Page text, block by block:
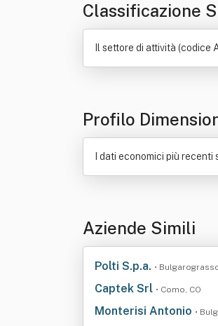
Classificazione
Il settore di attività (codice
Profilo
I dati economici più
Aziende Simili
Polti S.p.a. •
Captek Srl • Como, CO
Monterisi Antonio •